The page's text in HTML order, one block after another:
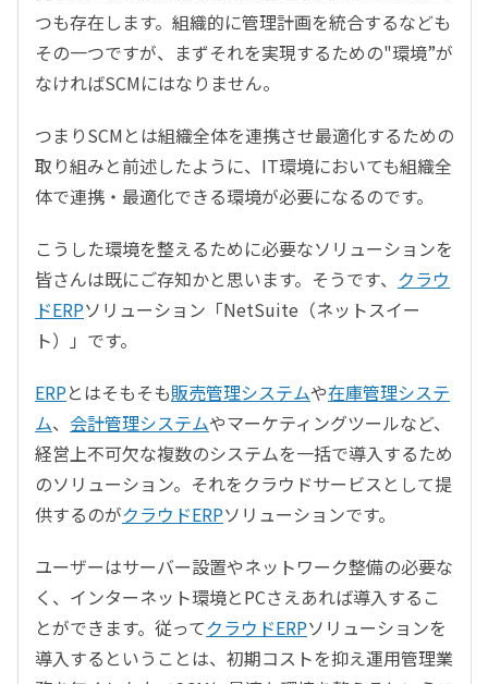
つも存在します。組織的に管理計画を統合するなども
その一つですが、まずそれを実現するための"環境”が
なければSCMにはなりません。
つまりSCMとは組織全体を連携させ最適化するための
取り組みと前述したように、IT環境においても組織全
体で連携・最適化できる環境が必要になるのです。
こうした環境を整えるために必要なソリューションを
皆さんは既にご存知かと思います。そうです、 クラウ
ドERPソリューション「NetSuite（ネットスイー
ト）」です。
ERPとはそもそも販売管理システムや在庫管理システ
ム、 会計管理システムやマーケティングツールなど、
経営上不可欠な複数のシステムを一括で導入するため
のソリューション。それをクラウドサービスとして提
供するのがクラウドERPソリューションです。
ユーザーはサーバー設置やネットワーク整備の必要な
く、インターネット環境とPCさえあれば導入するこ
とができます。従ってクラウドERPソリューションを
導入するということは、初期コストを抑え運用管理業